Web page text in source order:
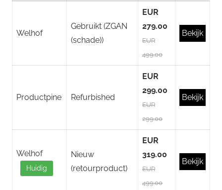
Welhof
Gebruikt (ZGAN
(schade))
EUR
279.00
EUR
499.00
Bekijk
Productpine Refurbished
EUR
299.00
EUR
299.00
Bekijk
Welhof
Huidig
Nieuw
(retourproduct)
EUR
319.00
EUR
499.00
Bekijk